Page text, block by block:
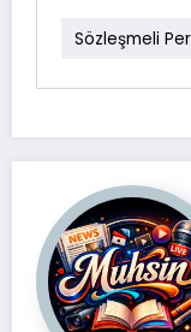
Sözleşmeli